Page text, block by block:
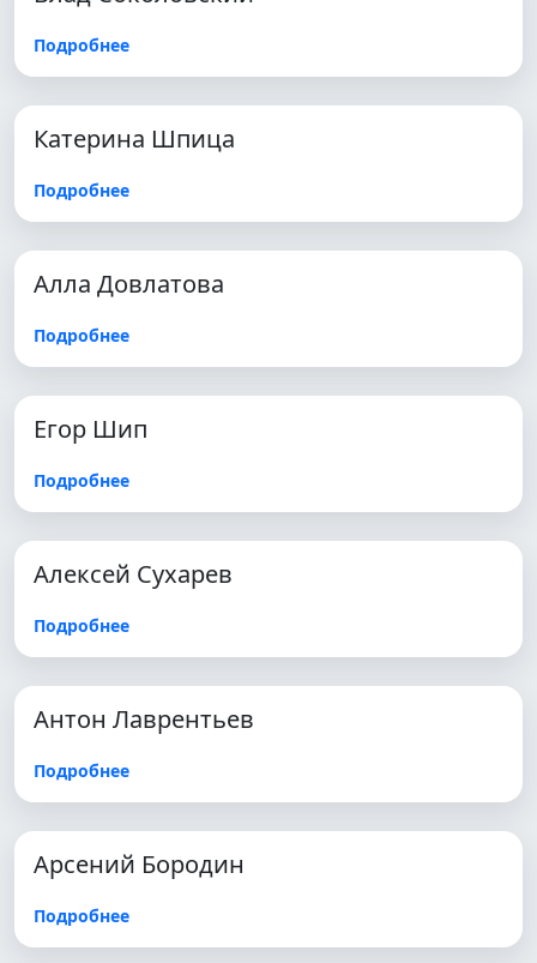
Подробнее
Катерина Шпица
Подробнее
Алла Довлатова
Подробнее
Егор Шип
Подробнее
Алексей Сухарев
Подробнее
Антон Лаврентьев
Подробнее
Арсений Бородин
Подробнее